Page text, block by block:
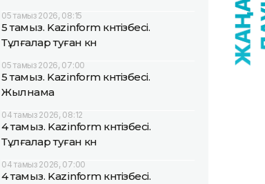
05 тамыз 2026, 08:15
5 тамыз. Kazinform күнтізбесі.
Тұлғалар туған күн
05 тамыз 2026, 07:00
5 тамыз. Kazinform күнтізбесі.
Жылнама
04 тамыз 2026, 08:12
4 тамыз. Kazinform күнтізбесі.
Тұлғалар туған күн
04 тамыз 2026, 07:00
4 тамыз. Kazinform күнтізбесі.